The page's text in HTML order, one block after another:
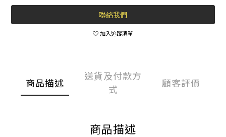
聯絡我們
加入追蹤清單
商品描述
送貨及付款方
式
顧客評價
商品描述